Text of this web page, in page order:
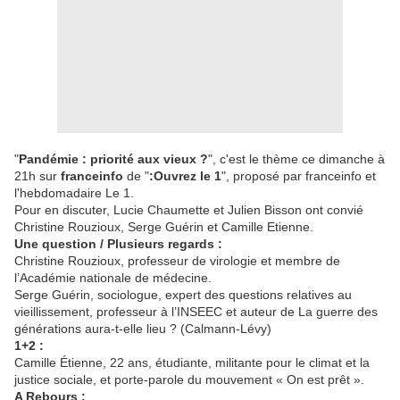
"Pandémie : priorité aux vieux ?", c'est le thème ce dimanche à
21h sur franceinfo de ":Ouvrez le 1", proposé par franceinfo et
l'hebdomadaire Le 1.
Pour en discuter, Lucie Chaumette et Julien Bisson ont convié
Christine Rouzioux, Serge Guérin et Camille Etienne.
Une question / Plusieurs regards :
Christine Rouzioux, professeur de virologie et membre de
l’Académie nationale de médecine.
Serge Guérin, sociologue, expert des questions relatives au
vieillissement, professeur à l’INSEEC et auteur de La guerre des
générations aura-t-elle lieu ? (Calmann-Lévy)
1+2 :
Camille Étienne, 22 ans, étudiante, militante pour le climat et la
justice sociale, et porte-parole du mouvement « On est prêt ».
A Rebours :